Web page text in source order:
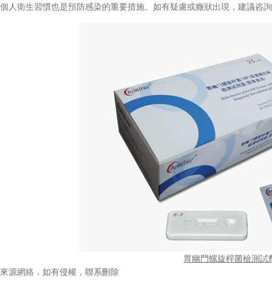
人衛生習慣也是預防感染的重要措施。如有疑慮或癥狀出現，建議咨
胃幽門螺旋桿菌檢測試
源網絡，如有侵權，聯系刪除